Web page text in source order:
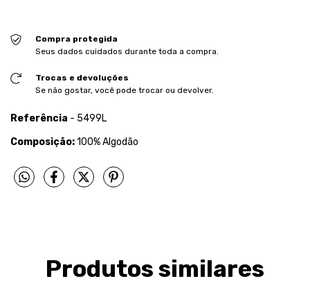
Compra protegida
Seus dados cuidados durante toda a compra.
Trocas e devoluções
Se não gostar, você pode trocar ou devolver.
Referência - 5499L
Composição:100% Algodão
Produtos similares